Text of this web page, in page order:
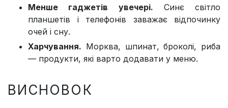
Менше гаджетів увечері. Синє світло
планшетів і телефонів заважає відпочинку
очей і сну.
Харчування. Морква, шпинат, броколі, риба
— продукти, які варто додавати у меню.
ВИСНОВОК